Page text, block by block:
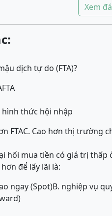
Xem
dịch tự do (FTA)?
thức hội nhập
FTAC. Cao hơn thị trường
hối mua tiền có giá trị
để lấy lãi là:
ngay (Spot)B. nghiệp vụ